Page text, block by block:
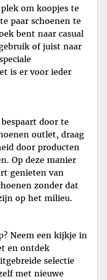
om koopjes te
paar schoenen te
bent naar casual
of juist naar
is er voor ieder
door te
outlet, draag
door producten
Op deze manier
genieten van
zonder dat
op het milieu.
Neem een kijkje in
en ontdek
selectie
met nieuwe